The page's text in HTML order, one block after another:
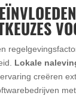
Lokale
creëren